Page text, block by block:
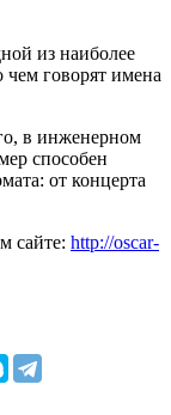
из наиболее
говорят имена
в инженерном
способен
от концерта
сайте: http://oscar-